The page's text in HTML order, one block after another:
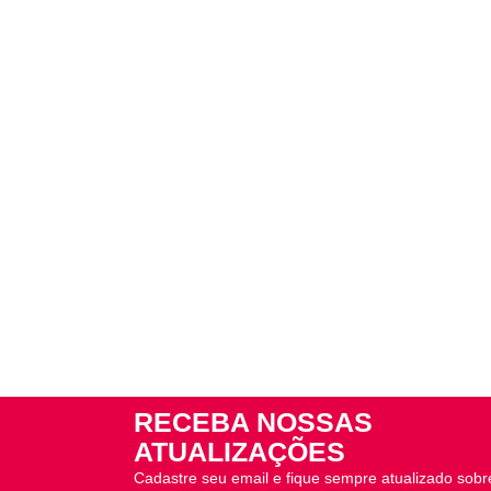
RECEBA NOSSAS
ATUALIZAÇÕES
Cadastre seu email e fique sempre atualizado